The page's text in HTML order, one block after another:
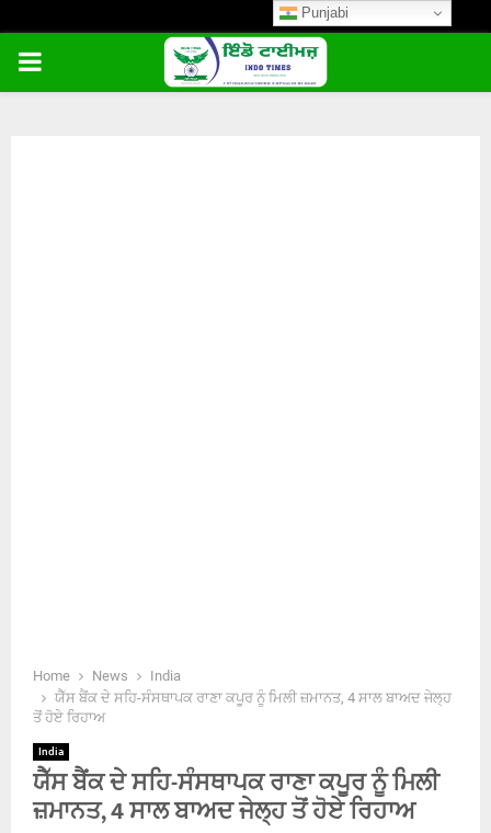
PRIMARY
Home News
India
ਯੈੱਸ ਬੈਂਕ ਦੇ ਸਹਿ-ਸੰਸਥਾਪਕ ਰਾਣਾ ਕਪੂਰ ਨੂੰ ਮਿਲੀ ਜ਼ਮਾਨਤ, 4 ਸਾਲ ਬਾਅਦ ਜੇਲ੍ਹ
ਤੋਂ ਹੋਏ ਰਿਹਾਅ
India
ਯੈੱਸ ਬੈਂਕ ਦੇ ਸਹਿ-ਸੰਸਥਾਪਕ ਰਾਣਾ ਕਪੂਰ ਨੂੰ ਮਿਲੀ
ਜ਼ਮਾਨਤ, 4 ਸਾਲ ਬਾਅਦ ਜੇਲ੍ਹ ਤੋਂ ਹੋਏ ਰਿਹਾਅ
Punjabi